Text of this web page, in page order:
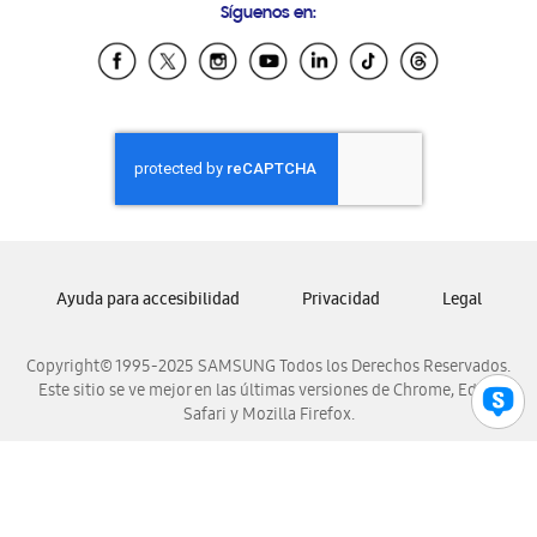
Samsung Ecuador
Samsung El Salvador
Samsung Honduras
Samsung Nicaragua
Samsung Panamá
Samsung Venezuela
Síguenos en:
Copyright© 1995-2025 SAMSUNG Todos los Derechos Reservados.
Este sitio se ve mejor en las últimas versiones de Chrome, Edge,
Safari y Mozilla Firefox.
Ayuda para accesibilidad Privacidad Legal